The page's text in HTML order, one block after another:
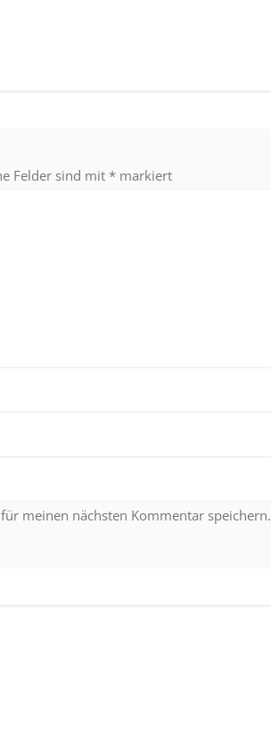
Felder sind mit * markiert
meinen nächsten Kommentar speichern.